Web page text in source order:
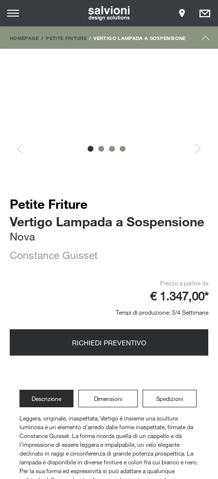
HOMEPAGE PETITE FRITURE VERTIGO LAMPADA A SOSPENSIONE
Petite Friture
Vertigo Lampada a Sospensione
Nova
Constance Guisset
Prezzo a partire da
€ 1.347,00*
Tempi di produzione: 3/4 Settimane
RICHIEDI PREVENTIVO
Descrizione Dimensioni Spedizioni
Leggera, originale, inaspettata; Vertigo è insieme una scultura
luminosa e un elemento d’arredo dalle forme inaspettate, firmate da
Constance Guisset. La forma ricorda quella di un cappello e dà
l’impressione di essere leggera e impalpabile, un velo elegante
declinato in raggi e circonferenza di grande potenza prospettica. La
lampada è disponibile in diverse finiture e colori fra cui bianco e nero.
Per la sua forma ed espressività si può adattare a qualunque